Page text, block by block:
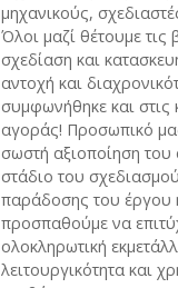
μηχανικούς,
Όλοι μαζί θέτουμε τις
σχεδίαση και
αντοχή και
συμφωνήθηκε και στις
αγοράς! Προσωπικό
σωστή αξιοποίηση του
στάδιο του
παράδοσης του έργου
προσπαθούμε να
ολοκληρωτική
λειτουργικότητα και